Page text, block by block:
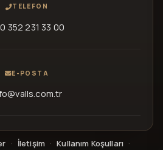
TELEFON
352 231 33 00
E-POSTA
· İletişim · Kullanım Koşulları ·